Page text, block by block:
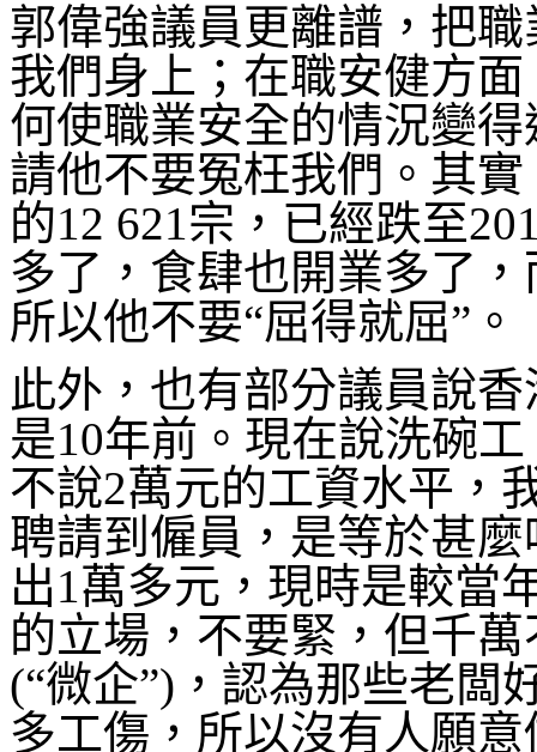
郭偉強議員更離譜，把
我們身上；在職安健方
何使職業安全的情況變
請他不要冤枉我們。其
的12 621宗，已經跌至
多了，食肆也開業多了
所以他不要“屈得就屈”。
此外，也有部分議員說
是10年前。現在說洗碗
不說2萬元的工資水平，
聘請到僱員，是等於甚
出1萬多元，現時是較當
的立場，不要緊，但千
(“微企”)，認為那些老闆
多工傷，所以沒有人願